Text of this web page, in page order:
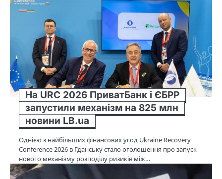
На URC 2026 ПриватБанк і ЄБРР
запустили механізм на 825 млн
новини LB.ua
Однією з найбільших фінансових угод Ukraine Recovery
Conference 2026 в Гданську стало оголошення про запуск
нового механізму розподілу ризиків між…